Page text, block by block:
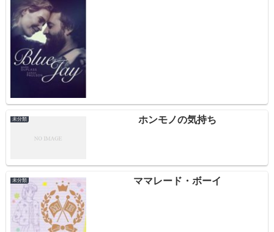
未分類 ホンモノの気持ち
未分類 ママレード・ボーイ